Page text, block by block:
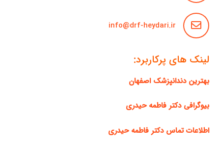
info@drf-heydari.ir
لینک های پرکاربرد:
بهترین دندانپزشک اصفهان
بیوگرافی دکتر فاطمه حیدری
اطلاعات تماس دکتر فاطمه حیدری